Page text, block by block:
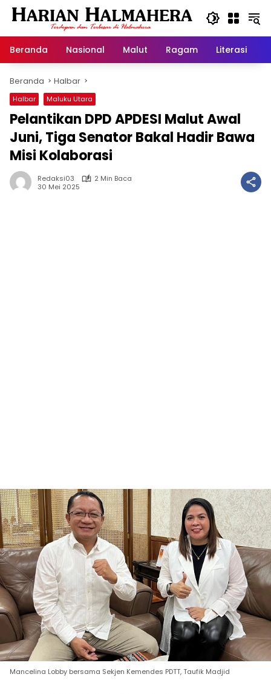
Langsung
Beranda
Nasional Malut Ragam Literasi
Beranda Halbar
Halbar Maluku Utara
Pelantikan DPD APDESI Malut Awal
Juni, Tiga Senator Bakal Hadir Bawa
Misi Kolaborasi
Redaksi03
2 Min Baca
30 Mei 2025
Mancelina Lobby bersama Sekjen Kemendes PDTT, Taufik Madjid